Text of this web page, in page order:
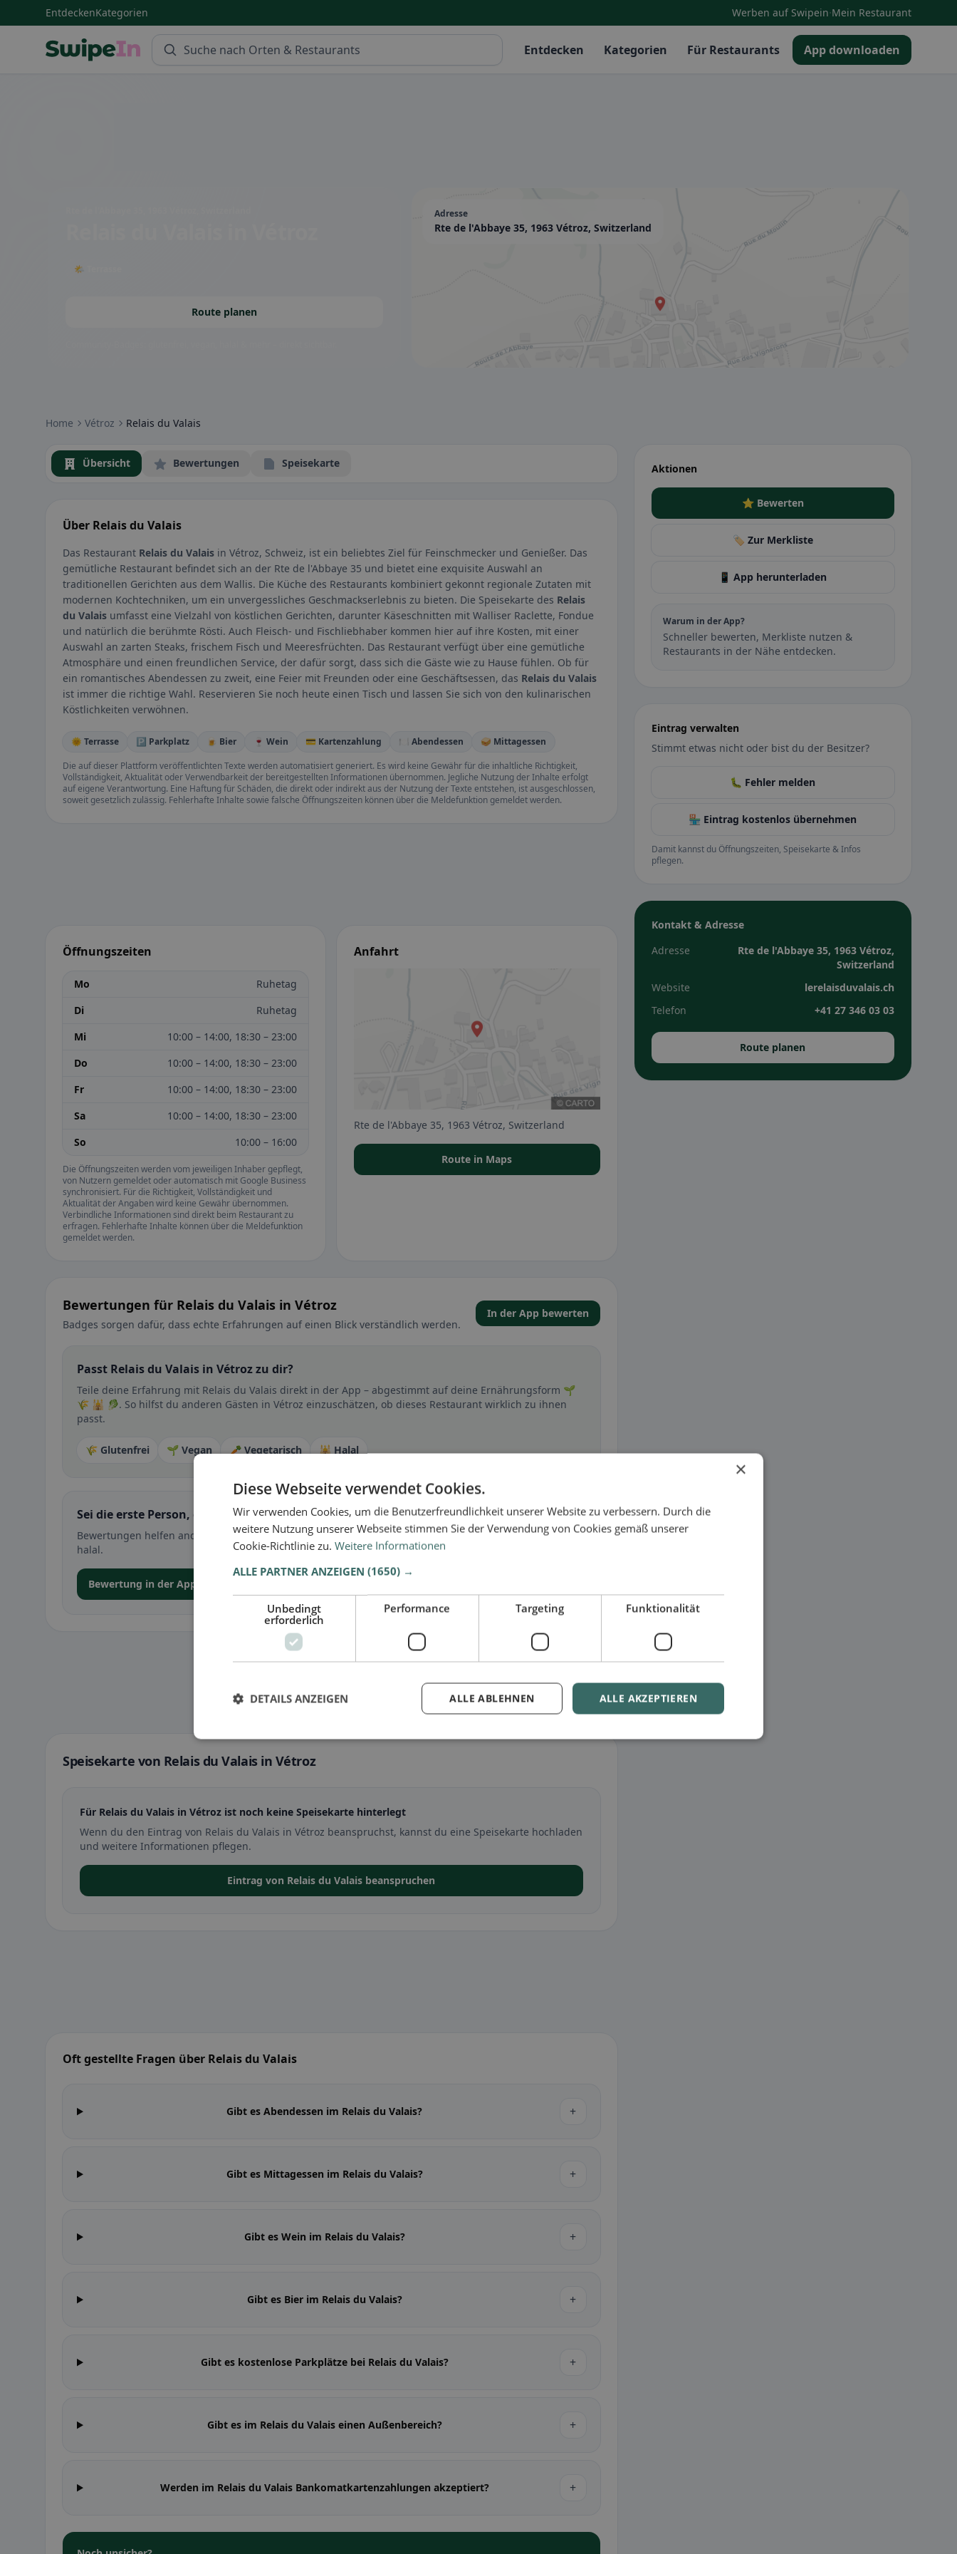
EntdeckenKategorien Werben auf Swipein·Mein Restaurant
Entdecken Kategorien Für Restaurants App downloaden
🌤 Terrasse
Route planen
Adresse
Rte de l'Abbaye 35, 1963 Vétroz, Switzerland
Home Vétroz Relais du Valais
Übersicht Bewertungen Speisekarte
Über Relais du Valais
Das Restaurant Relais du Valais in Vétroz, Schweiz, ist ein beliebtes Ziel für Feinschmecker und Genießer. Das
gemütliche Restaurant befindet sich an der Rte de l'Abbaye 35 und bietet eine exquisite Auswahl an
traditionellen Gerichten aus dem Wallis. Die Küche des Restaurants kombiniert gekonnt regionale Zutaten mit
modernen Kochtechniken, um ein unvergessliches Geschmackserlebnis zu bieten. Die Speisekarte des Relais
du Valais umfasst eine Vielzahl von köstlichen Gerichten, darunter Käseschnitten mit Walliser Raclette, Fondue
und natürlich die berühmte Rösti. Auch Fleisch- und Fischliebhaber kommen hier auf ihre Kosten, mit einer
Auswahl an zarten Steaks, frischem Fisch und Meeresfrüchten. Das Restaurant verfügt über eine gemütliche
Atmosphäre und einen freundlichen Service, der dafür sorgt, dass sich die Gäste wie zu Hause fühlen. Ob für
ein romantisches Abendessen zu zweit, eine Feier mit Freunden oder eine Geschäftsessen, das Relais du Valais
ist immer die richtige Wahl. Reservieren Sie noch heute einen Tisch und lassen Sie sich von den kulinarischen
Köstlichkeiten verwöhnen.
🌞 Terrasse 🅿️ Parkplatz 🍺 Bier 🍷 Wein 💳 Kartenzahlung 🍽️ Abendessen
🥪 Mittagessen
Die auf dieser Plattform veröffentlichten Texte werden automatisiert generiert. Es wird keine Gewähr für die inhaltliche Richtigkeit,
Vollständigkeit, Aktualität oder Verwendbarkeit der bereitgestellten Informationen übernommen. Jegliche Nutzung der Inhalte erfolgt
auf eigene Verantwortung. Eine Haftung für Schäden, die direkt oder indirekt aus der Nutzung der Texte entstehen, ist ausgeschlossen,
soweit gesetzlich zulässig. Fehlerhafte Inhalte sowie falsche Öffnungszeiten können über die Meldefunktion gemeldet werden.
Öffnungszeiten
Mo
Ruhetag
Di
Ruhetag
Mi
10:00 – 14:00, 18:30 – 23:00
Do
10:00 – 14:00, 18:30 – 23:00
Fr
10:00 – 14:00, 18:30 – 23:00
Sa
10:00 – 14:00, 18:30 – 23:00
So
10:00 – 16:00
Die Öffnungszeiten werden vom jeweiligen Inhaber gepflegt,
von Nutzern gemeldet oder automatisch mit Google Business
synchronisiert. Für die Richtigkeit, Vollständigkeit und
Aktualität der Angaben wird keine Gewähr übernommen.
Verbindliche Informationen sind direkt beim Restaurant zu
erfragen. Fehlerhafte Inhalte können über die Meldefunktion
gemeldet werden.
Anfahrt
Rte de l'Abbaye 35, 1963 Vétroz, Switzerland
Route in Maps
Bewertungen für Relais du Valais in Vétroz
Badges sorgen dafür, dass echte Erfahrungen auf einen Blick verständlich werden.
In der App bewerten
Passt Relais du Valais in Vétroz zu dir?
Teile deine Erfahrung mit Relais du Valais direkt in der App – abgestimmt auf deine Ernährungsform 🌱
🌾 🕌 🥬. So hilfst du anderen Gästen in Vétroz einzuschätzen, ob dieses Restaurant wirklich zu ihnen
passt.
🌾 Glutenfrei 🌱 Vegan 🥕 Vegetarisch 🕌 Halal
Sei die erste Person, die ihre Erfahrung teilt
Bewertungen helfen anderen bei der Entscheidung – besonders bei glutenfrei, vegan, vegetarisch oder
halal.
Bewertung in der App abgeben
Speisekarte von Relais du Valais in Vétroz
Für Relais du Valais in Vétroz ist noch keine Speisekarte hinterlegt
Wenn du den Eintrag von Relais du Valais in Vétroz beanspruchst, kannst du eine Speisekarte hochladen
und weitere Informationen pflegen.
Eintrag von Relais du Valais beanspruchen
Oft gestellte Fragen über Relais du Valais
Gibt es Abendessen im Relais du Valais? +
Gibt es Mittagessen im Relais du Valais? +
Gibt es Wein im Relais du Valais? +
Gibt es Bier im Relais du Valais? +
Gibt es kostenlose Parkplätze bei Relais du Valais? +
Gibt es im Relais du Valais einen Außenbereich? +
Werden im Relais du Valais Bankomatkartenzahlungen akzeptiert? +
Aktionen
⭐ Bewerten
🏷️ Zur Merkliste
📱 App herunterladen
Warum in der App?
Schneller bewerten, Merkliste nutzen &
Restaurants in der Nähe entdecken.
Eintrag verwalten
Stimmt etwas nicht oder bist du der Besitzer?
🐛 Fehler melden
🏪 Eintrag kostenlos übernehmen
Damit kannst du Öffnungszeiten, Speisekarte & Infos
pflegen.
Kontakt & Adresse
Adresse
Rte de l'Abbaye 35, 1963 Vétroz,
Switzerland
Website
lerelaisduvalais.ch
Telefon
+41 27 346 03 03
Route planen
×
Diese Webseite verwendet Cookies.
Wir verwenden Cookies, um die Benutzerfreundlichkeit unserer Website zu verbessern. Durch die
weitere Nutzung unserer Webseite stimmen Sie der Verwendung von Cookies gemäß unserer
Cookie-Richtlinie zu. Weitere Informationen
ALLE PARTNER ANZEIGEN (1650) →
Unbedingt
erforderlich
Performance Targeting Funktionalität
ALLE AKZEPTIEREN
ALLE ABLEHNEN
DETAILS ANZEIGEN